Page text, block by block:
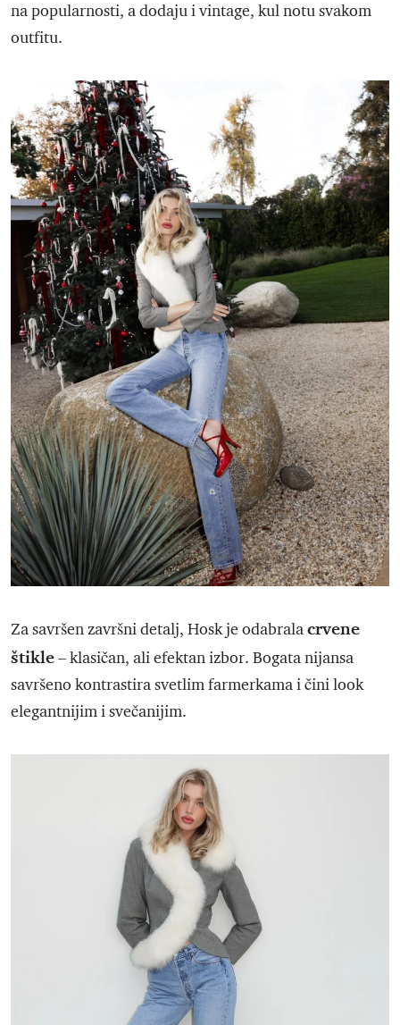
na popularnosti, a dodaju i vintage, kul notu svakom
outfitu.
Za savršen završni detalj, Hosk je odabralacrvene
štikle– klasičan, ali efektan izbor. Bogata nijansa
savršeno kontrastira svetlim farmerkama i čini look
elegantnijim i svečanijim.